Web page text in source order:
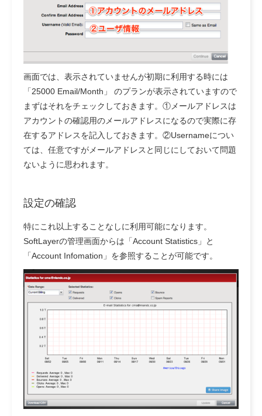
画面では、表示されていませんが初期に利用する時には
「25000 Email/Month」 のプランが表示されていますので
まずはそれをチェックしておきます。①メールアドレスは
アカウントの確認用のメールアドレスになるので実際に存
在するアドレスを記入しておきます。②Usernameについ
ては、任意ですがメールアドレスと同じにしておいて問題
ないように思われます。
設定の確認
特にこれ以上することなしに利用可能になります。
SoftLayerの管理画面からは「Account Statistics」と
「Account Infomation」を参照することが可能です。